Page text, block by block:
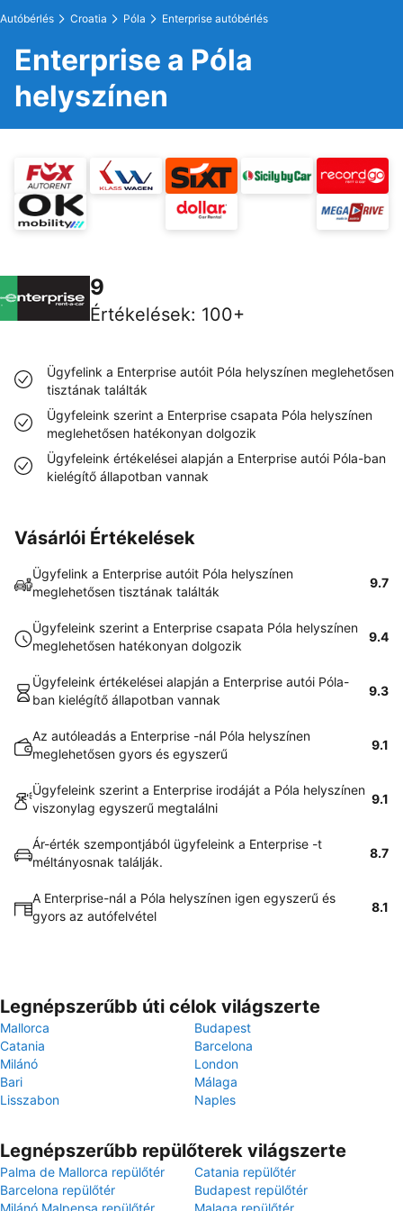
Autóbérlés Croatia Póla Enterprise autóbérlés
Enterprise a Póla
helyszínen
9
Értékelések: 100+
Ügyfelink a Enterprise autóit Póla helyszínen meglehetősen
tisztának találták
Ügyfeleink szerint a Enterprise csapata Póla helyszínen
meglehetősen hatékonyan dolgozik
Ügyfeleink értékelései alapján a Enterprise autói Póla-ban
kielégítő állapotban vannak
Vásárlói Értékelések
Ügyfelink a Enterprise autóit Póla helyszínen
meglehetősen tisztának találták
9.7
Ügyfeleink szerint a Enterprise csapata Póla helyszínen
meglehetősen hatékonyan dolgozik
9.4
Ügyfeleink értékelései alapján a Enterprise autói Póla-
ban kielégítő állapotban vannak
9.3
Az autóleadás a Enterprise -nál Póla helyszínen
meglehetősen gyors és egyszerű
9.1
Ügyfeleink szerint a Enterprise irodáját a Póla helyszínen
viszonylag egyszerű megtalálni
9.1
Ár-érték szempontjából ügyfeleink a Enterprise -t
méltányosnak találják.
8.7
A Enterprise-nál a Póla helyszínen igen egyszerű és
gyors az autófelvétel
8.1
Legnépszerűbb úti célok világszerte
Mallorca
Budapest
Catania
Barcelona
Milánó
London
Bari
Málaga
Lisszabon
Naples
Legnépszerűbb repülőterek világszerte
Palma de Mallorca repülőtér
Catania repülőtér
Barcelona repülőtér
Budapest repülőtér
Milánó Malpensa repülőtér
Malaga repülőtér